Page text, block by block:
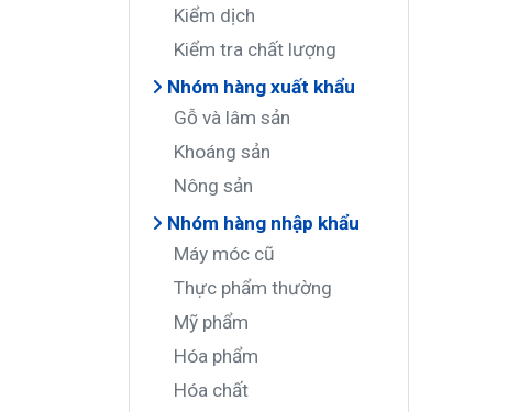
Kiểm dịch
Kiểm tra chất lượng
Nhóm hàng xuất khẩu
Gỗ và lâm sản
Khoáng sản
Nông sản
Nhóm hàng nhập khẩu
Máy móc cũ
Thực phẩm thường
Mỹ phẩm
Hóa phẩm
Hóa chất